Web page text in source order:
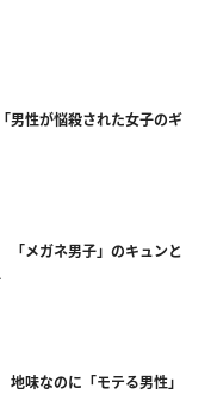
性が悩殺された女子のギ
メガネ男子」のキュンと
味なのに「モテる男性」